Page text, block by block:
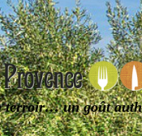
terroir… un goût